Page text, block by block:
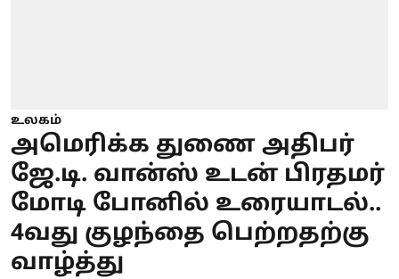
உலகம்
அமெரிக்க துணை அதிபர்
ஜே.டி. வான்ஸ் உடன் பிரதமர்
மோடி போனில் உரையாடல்..
4வது குழந்தை பெற்றதற்கு
வாழ்த்து